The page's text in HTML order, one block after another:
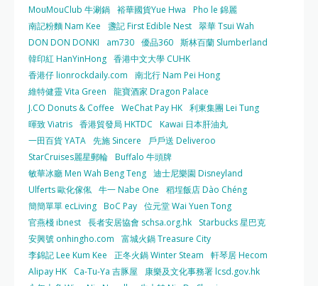
MouMouClub 牛涮鍋 裕華國貨Yue Hwa
Pho le 錦麗
南記粉麵 Nam Kee
盞記 First Edible Nest 翠華 Tsui Wah
DON DON DONKI
am730 優品360 斯林百蘭 Slumberland
韓印紅 HanYinHong 香港中文大學 CUHK
香港仔 lionrockdaily.com
南北行 Nam Pei Hong
維特健靈 Vita Green
龍寶酒家 Dragon Palace
J.CO Donuts & Coffee
WeChat Pay HK 利東集團 Lei Tung
暉致 Viatris 香港貿發局 HKTDC
Kawai 日本肝油丸
一田百貨 YATA 先施 Sincere
戶戶送 Deliveroo
StarCruises麗星郵輪 Buffalo 牛頭牌
敏華冰廳 Men Wah Beng Teng 迪士尼樂園 Disneyland
Ulferts 歐化傢俬 牛一 Nabe One
稻埕飯店 Dào Chéng
簡簡單單 ecLiving BoC Pay 位元堂 Wai Yuen Tong
官燕棧 ibnest 長者安居協會 schsa.org.hk
Starbucks 星巴克
安興號 onhingho.com
富城火鍋 Treasure City
李錦記 Lee Kum Kee
正冬火鍋 Winter Steam
軒琴居 Hecom
Alipay HK
Ca-Tu-Ya 吉豚屋
康樂及文化事務署 lcsd.gov.hk